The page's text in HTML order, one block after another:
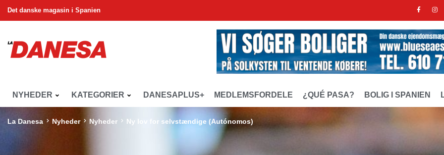
Det danske magasin i Spanien
NYHEDER KATEGORIER DANESAPLUS+ MEDLEMSFORDELE ¿QUÉ PASA? BOLIG I SPANIEN
La Danesa Nyheder Nyheder Ny lov for selvstændige (Autónomos)